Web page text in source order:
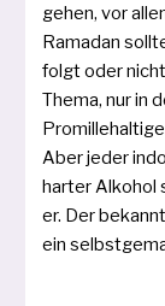
gehen, vor
Ramadan
folgt oder
Thema, nur in
Aber jeder
har­ter Alkohol
er. Der
ein